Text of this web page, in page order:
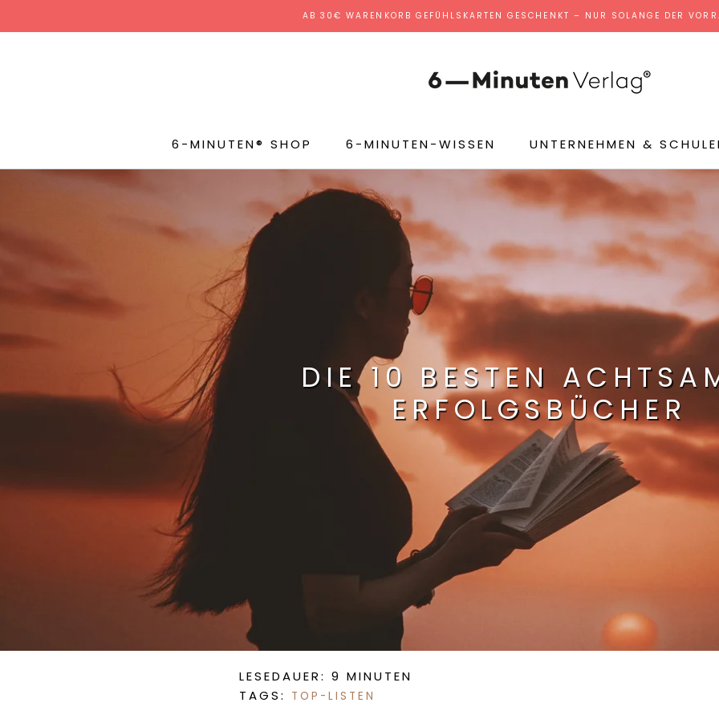
zum
AB 30€ WARENKORB GEFÜHLSKARTEN GESCHENKT – NUR SOLANGE DER
6-MINUTEN® SHOP 6-MINUTEN-WISSEN UNTERNEHMEN &
DIE 10 BESTEN
ERFOLGSBÜCHER
LESEDAUER: 9 MINUTEN
TAGS:
TOP-LISTEN